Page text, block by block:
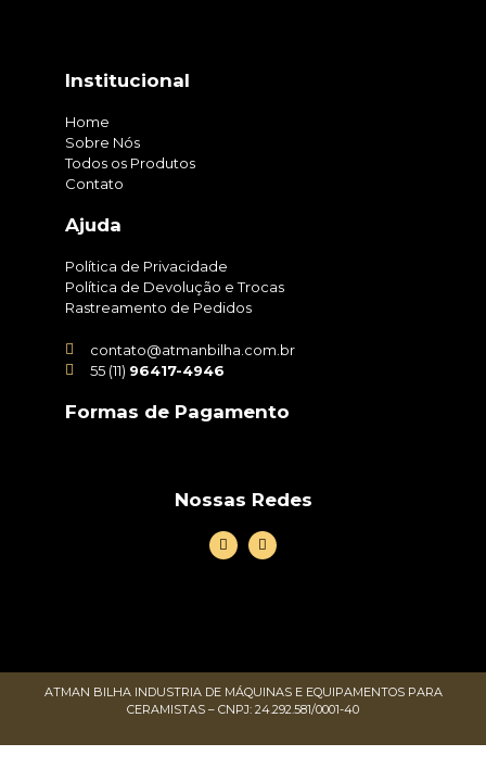
Institucional
Home
Sobre Nós
Todos os Produtos
Contato
Ajuda
Política de Privacidade
Política de Devolução e Trocas
Rastreamento de Pedidos
contato@atmanbilha.com.br
55 (11) 96417-4946
Formas de Pagamento
Nossas Redes
ATMAN BILHA INDUSTRIA DE MÁQUINAS E EQUIPAMENTOS PARA
CERAMISTAS – CNPJ: 24.292.581/0001-40